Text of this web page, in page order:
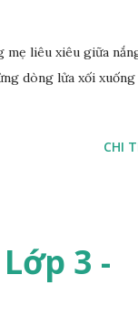
liêu xiêu giữa
dòng lửa xối
CHI
3 -